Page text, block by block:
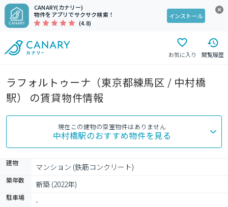
CANARY(カナリー)
物件をアプリでサクサク検索！
(4.8)
インストール
お気に入り 閲覧履歴
ラフォルトゥーナ（東京都練馬区 / 中村橋
駅） の賃貸物件情報
現在この建物の空室物件はありません
中村橋駅のおすすめ物件を見る
建物 マンション (鉄筋コンクリート)
築年数 新築 (2022年)
駐車場 -